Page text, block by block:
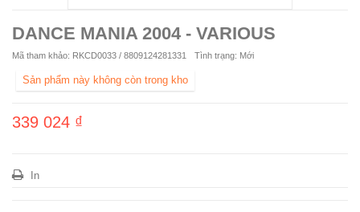
DANCE MANIA 2004 - VARIOUS
Mã tham khảo: RKCD0033 / 8809124281331 Tình trạng: Mới
Sản phẩm này không còn trong kho
339 024 ₫
In